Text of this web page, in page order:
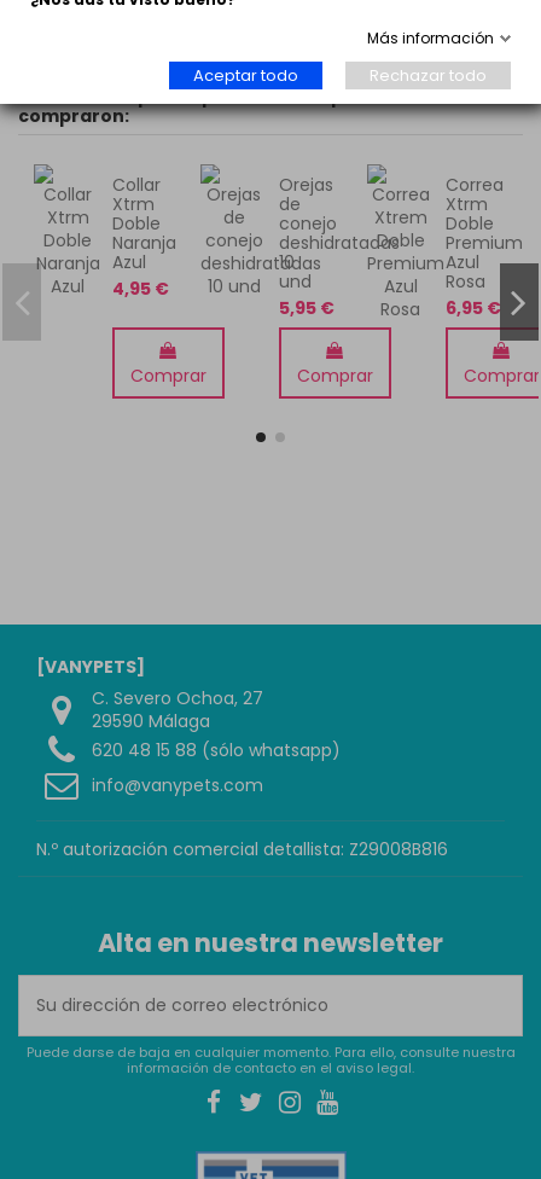
Los clientes que adquirieron este producto también
compraron:
Collar
Xtrm
Doble
Naranja
Azul
4,95 €
Comprar
Orejas
de
conejo
deshidratadas
10
und
5,95 €
Comprar
Correa
Xtrm
Doble
Premium
Azul
Rosa
6,95 €
Comprar
[VANYPETS]
C. Severo Ochoa, 27
29590 Málaga
620 48 15 88 (sólo whatsapp)
info@vanypets.com
N.º autorización comercial detallista: Z29008B816
Alta en nuestra newsletter
Puede darse de baja en cualquier momento. Para ello, consulte nuestra
información de contacto en el aviso legal.
Más información
Aceptar todo Rechazar todo